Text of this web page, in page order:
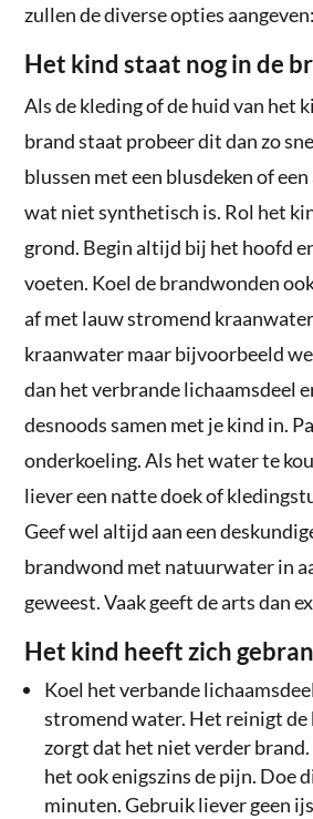
zullen de diverse opties aangeven:
Het kind staat nog in de
Als de kleding of de huid van het
brand staat probeer dit dan zo
blussen met een blusdeken of
wat niet synthetisch is. Rol het
grond. Begin altijd bij het hoofd
voeten. Koel de brandwonden
af met lauw stromend
kraanwater maar bijvoorbeeld
dan het verbrande lichaamsdeel
desnoods samen met je kind in.
onderkoeling. Als het water te
liever een natte doek of
Geef wel altijd aan een
brandwond met natuurwater in
geweest. Vaak geeft de arts dan
Het kind heeft zich
Koel het verbande
stromend water. Het reinigt de
zorgt dat het niet verder
het ook enigszins de pijn. Doe
minuten. Gebruik liever geen